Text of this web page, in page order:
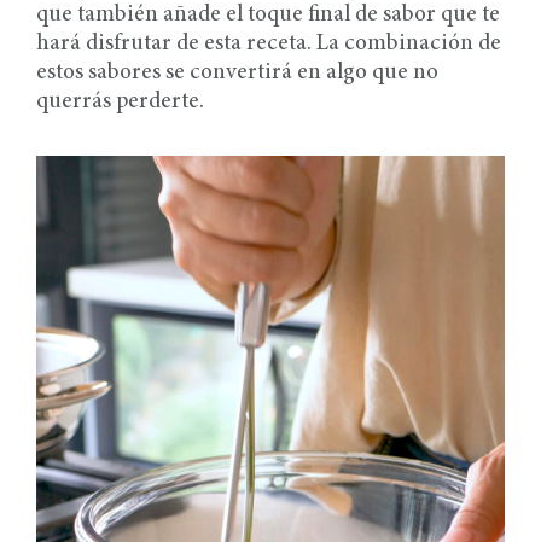
que también añade el toque final de sabor que te
hará disfrutar de esta receta. La combinación de
estos sabores se convertirá en algo que no
querrás perderte.